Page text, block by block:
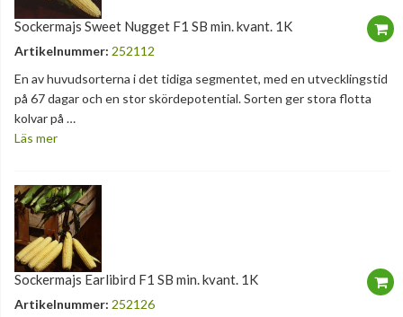
Sockermajs Sweet Nugget F1 SB min. kvant. 1K
Artikelnummer: 252112
En av huvudsorterna i det tidiga segmentet, med en utvecklingstid
på 67 dagar och en stor skördepotential. Sorten ger stora flotta
kolvar på …
Läs mer
Sockermajs Earlibird F1 SB min. kvant. 1K
Artikelnummer: 252126